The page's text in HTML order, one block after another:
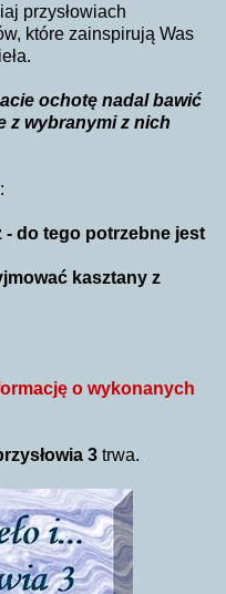
przysłowiach
które zainspirują Was
ochotę nadal bawić
z wybranymi z nich
- do tego potrzebne jest
kasztany z
o wykonanych
3trwa.